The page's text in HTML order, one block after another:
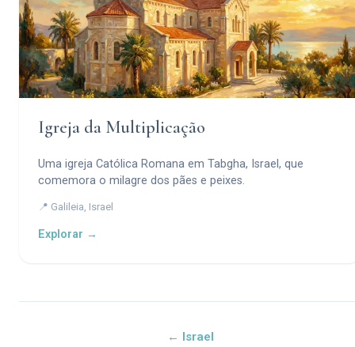
Igreja da Multiplicação
Uma igreja Católica Romana em Tabgha, Israel, que
comemora o milagre dos pães e peixes.
📍 Galileia, Israel
Explorar →
← Israel